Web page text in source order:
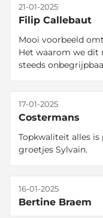
Filip Callebaut
21-01-2025
Mooi voorbeeld
Het waarom we dit
steeds
Costermans
17-01-2025
Topkwaliteit alles is
groetjes Sylvain.
Bertine Braem
16-01-2025